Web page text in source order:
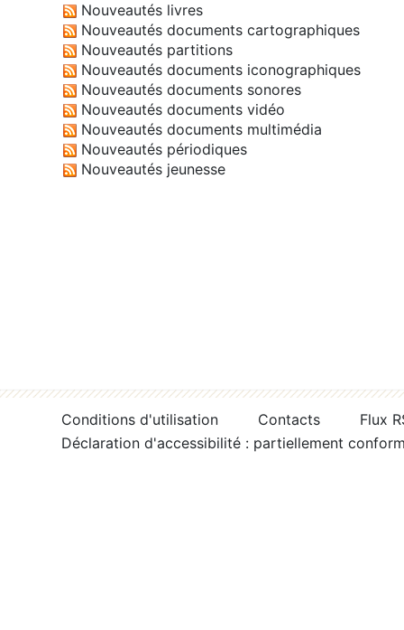
Nouveautés livres
Nouveautés documents cartographiques
Nouveautés partitions
Nouveautés documents iconographiques
Nouveautés documents sonores
Nouveautés documents vidéo
Nouveautés documents multimédia
Nouveautés périodiques
Nouveautés jeunesse
Conditions d'utilisation Contacts
Flux
Déclaration d'accessibilité : partiellement